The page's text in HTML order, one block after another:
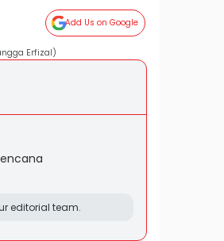
Add Us on Google
Erfizal)
editorial team.